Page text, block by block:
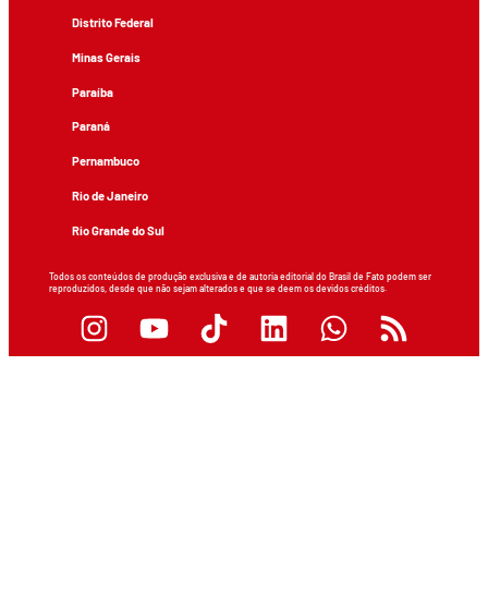
Distrito Federal
Minas Gerais
Paraíba
Paraná
Pernambuco
Rio de Janeiro
Rio Grande do Sul
Todos os conteúdos de produção exclusiva e de autoria editorial do Brasil de Fato podem ser
reproduzidos, desde que não sejam alterados e que se deem os devidos créditos.